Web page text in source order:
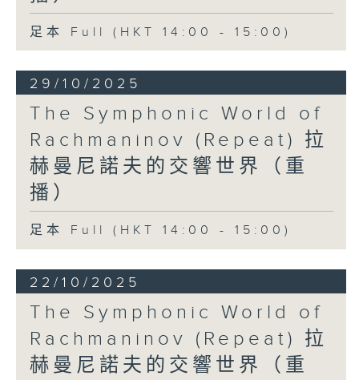
足本 Full (HKT 14:00 - 15:00)
29/10/2025
The Symphonic World of
Rachmaninov (Repeat) 拉
赫曼尼諾夫的交響世界（重
播）
足本 Full (HKT 14:00 - 15:00)
22/10/2025
The Symphonic World of
Rachmaninov (Repeat) 拉
赫曼尼諾夫的交響世界（重